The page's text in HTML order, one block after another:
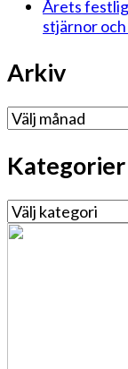
Årets
stjärnor
Arkiv
Arkiv
Kategorier
Kategorier